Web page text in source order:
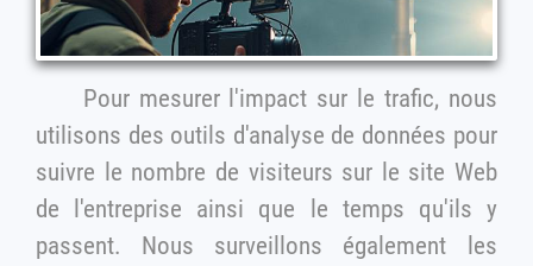
Pour mesurer l'impact sur le trafic, nous
utilisons des outils d'analyse de données pour
suivre le nombre de visiteurs sur le site Web
de l'entreprise ainsi que le temps qu'ils y
passent. Nous surveillons également les